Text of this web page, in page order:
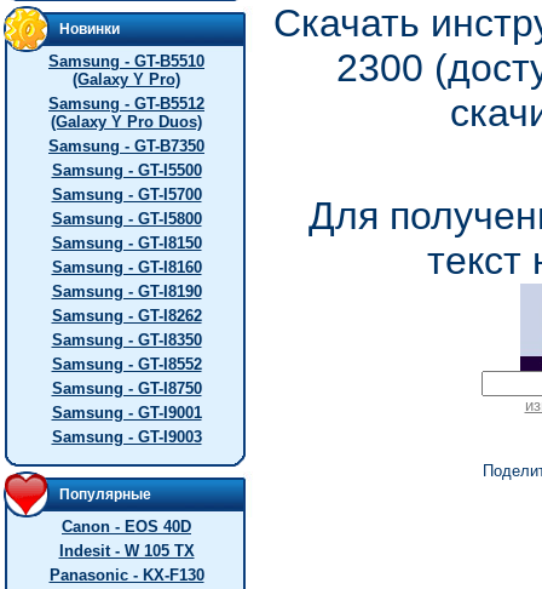
Новинки
Samsung - GT-B5510
(Galaxy Y Pro)
Samsung - GT-B5512
(Galaxy Y Pro Duos)
Samsung - GT-B7350
Samsung - GT-I5500
Samsung - GT-I5700
Samsung - GT-I5800
Samsung - GT-I8150
Samsung - GT-I8160
Samsung - GT-I8190
Samsung - GT-I8262
Samsung - GT-I8350
Samsung - GT-I8552
Samsung - GT-I8750
Samsung - GT-I9001
Samsung - GT-I9003
Популярные
Canon - EOS 40D
Indesit - W 105 TX
Panasonic - KX-F130
Скачать
2300
Для
текст